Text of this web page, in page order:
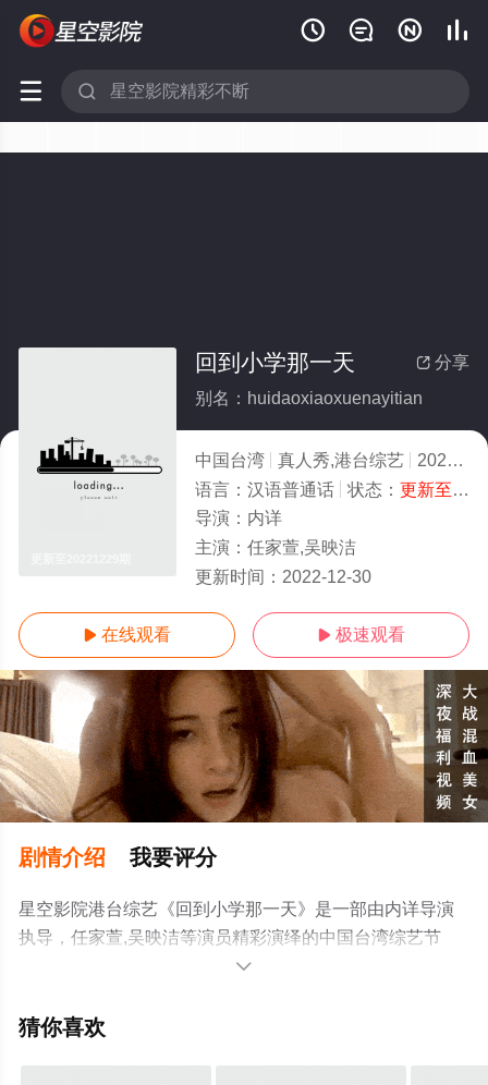
   
 
 分享
回到小学那一天
别名：huidaoxiaoxuenayitian
中国台湾 真人秀,港台综艺 2022
语言： 汉语普通话 状态： 更新至20221229期
导演： 内详
主演： 任家萱,吴映洁
更新时间： 2022-12-30
 在线观看  极速观看
剧情介绍 我要评分
星空影院港台综艺《回到小学那一天》是一部由内详导演
执导，任家萱,吴映洁等演员精彩演绎的中国台湾综艺节
目，免费观看高清未删减完整版综艺节目就来星空电影
平台了解。

猜你喜欢